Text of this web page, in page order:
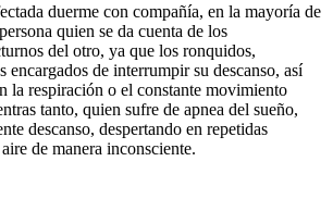
duerme con compañía, en la mayoría de
quien se da cuenta de los
del otro, ya que los ronquidos,
encargados de interrumpir su descanso, así
la respiración o el constante movimiento
tanto, quien sufre de apnea del sueño,
descanso, despertando en repetidas
de manera inconsciente.